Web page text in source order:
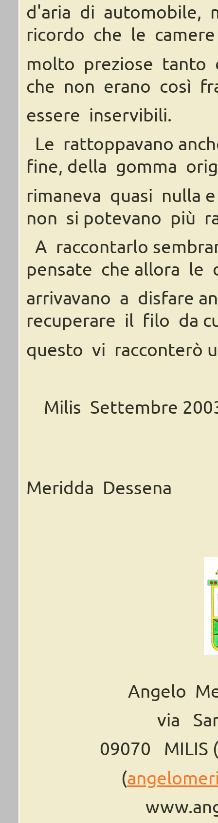
d'aria di
ricordo che le
molto preziose tanto
che non erano così
essere inservibili.
Le rattoppavano
fine, della gomma
rimaneva quasi nulla e
non si potevano più
A raccontarlo
pensate che allora le
arrivavano a disfare
recuperare il filo da
questo vi racconterò
Milis Settembre
Meridda Dessena
Angelo
via
09070
MILIS
(